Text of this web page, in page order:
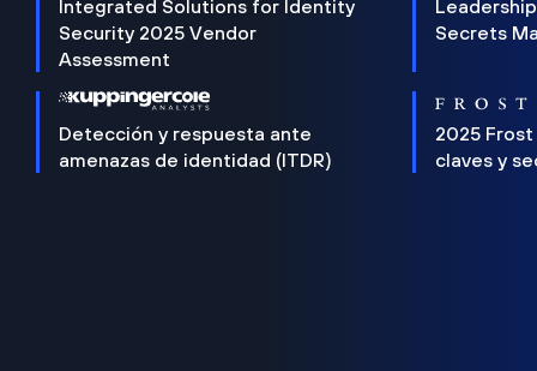
Integrated Solutions for Identity
Security 2025 Vendor
Assessment
Secrets
Detección y respuesta ante
amenazas de identidad (ITDR)
2025 Frost
claves y